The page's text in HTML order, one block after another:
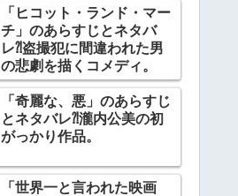
「ヒコット・ランド・マー
チ」のあらすじとネタバ
レ⁈盗撮犯に間違われた男
の悲劇を描くコメディ。
「奇麗な、悪」のあらすじ
とネタバレ⁈瀧内公美の初
がっかり作品。
「世界一と言われた映画